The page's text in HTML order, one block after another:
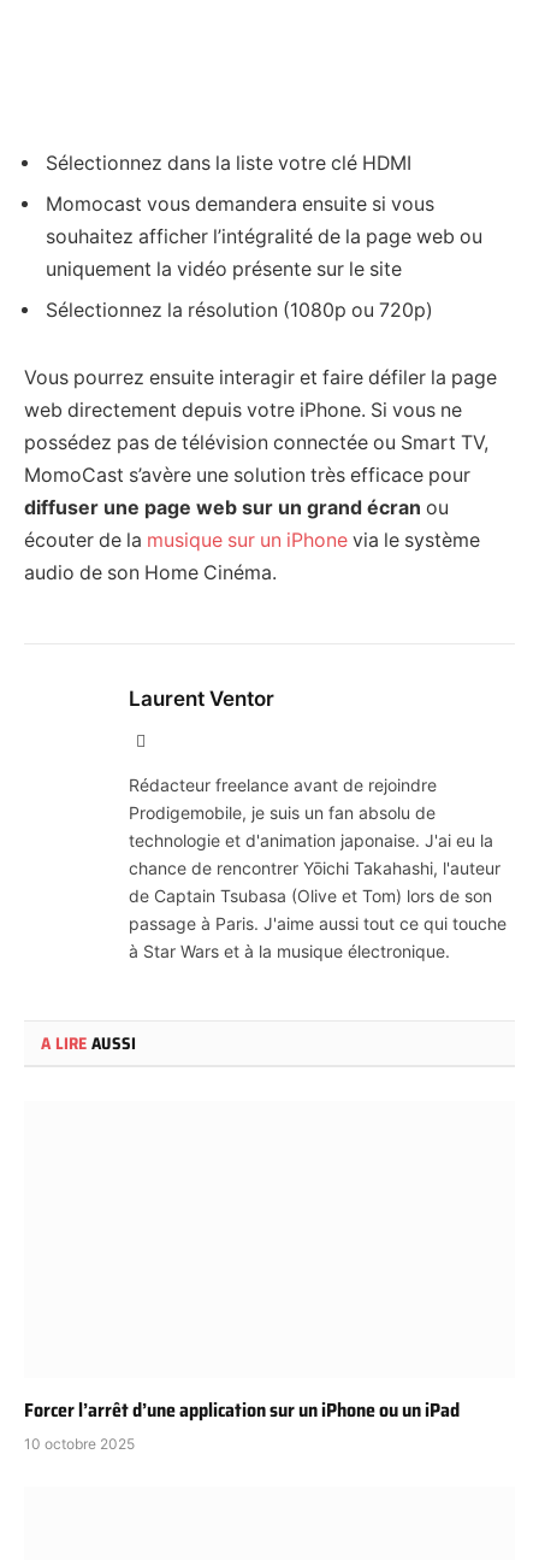
Sélectionnez dans la liste votre clé HDMI
Momocast vous demandera ensuite si vous
souhaitez afficher l’intégralité de la page web ou
uniquement la vidéo présente sur le site
Sélectionnez la résolution (1080p ou 720p)
Vous pourrez ensuite interagir et faire défiler la page
web directement depuis votre iPhone. Si vous ne
possédez pas de télévision connectée ou Smart TV,
MomoCast s’avère une solution très efficace pour
diffuser une page web sur un grand écran ou
écouter de la musique sur un iPhone via le système
audio de son Home Cinéma.
Laurent Ventor
Rédacteur freelance avant de rejoindre
Prodigemobile, je suis un fan absolu de
technologie et d'animation japonaise. J'ai eu la
chance de rencontrer Yōichi Takahashi, l'auteur
de Captain Tsubasa (Olive et Tom) lors de son
passage à Paris. J'aime aussi tout ce qui touche
à Star Wars et à la musique électronique.
A LIREAUSSI
Forcer l’arrêt d’une application sur un iPhone ou un iPad
10 octobre 2025